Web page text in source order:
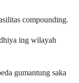
compounding.
ing wilayah
gumantung saka